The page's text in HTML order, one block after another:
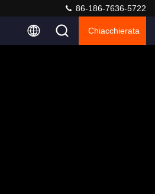
86-186-7636-5722
Chiacchierata